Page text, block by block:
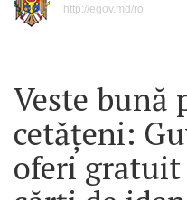
http://egov.md/ro
Veste bună
cetățeni:
oferi